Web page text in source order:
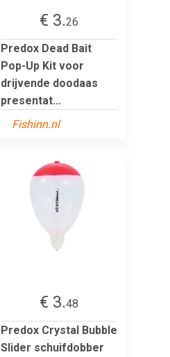
€ 3.26
Predox Dead Bait
Pop-Up Kit voor
drijvende doodaas
presentat...
Fishinn.nl
€ 3.48
Predox Crystal Bubble
Slider schuifdobber